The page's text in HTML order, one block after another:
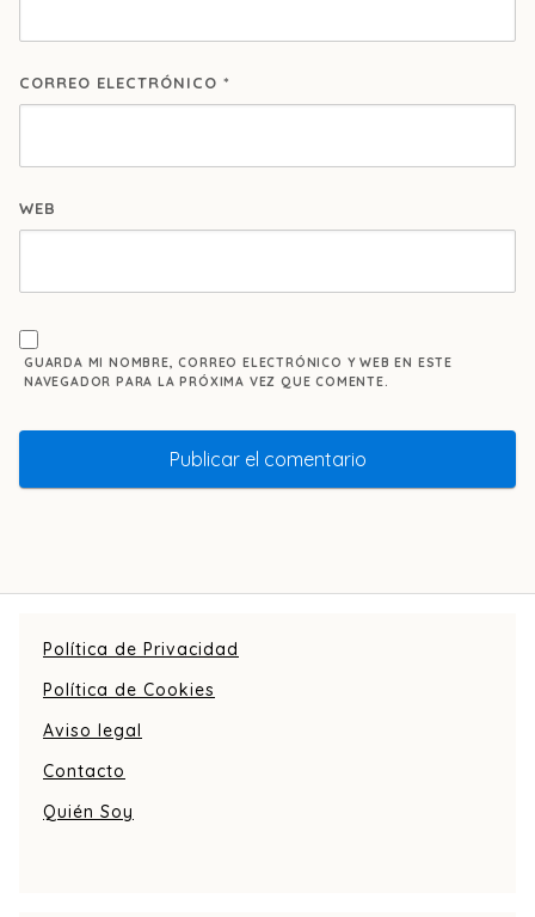
CORREO ELECTRÓNICO *
WEB
GUARDA MI NOMBRE, CORREO ELECTRÓNICO Y WEB EN ESTE
NAVEGADOR PARA LA PRÓXIMA VEZ QUE COMENTE.
Política de Privacidad
Política de Cookies
Aviso legal
Contacto
Quién Soy